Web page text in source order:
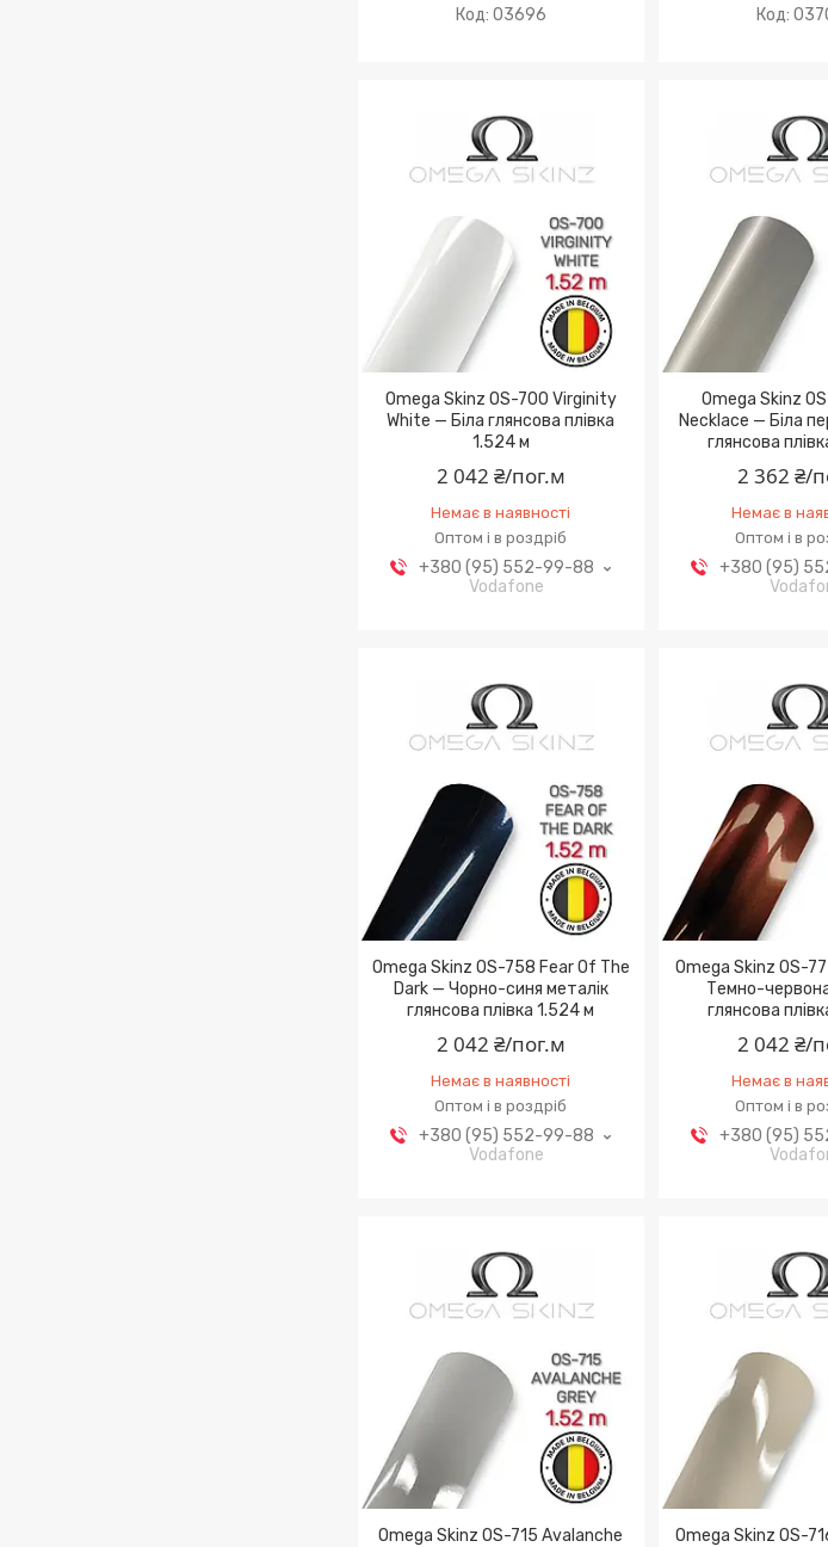
03696
Omega Skinz OS-700 Virginity
White — Біла глянсова плівка
1.524 м
2 042 ₴/пог.м
Немає в наявності
Оптом і в роздріб
+380 (95) 552-99-88
Vodafone
Omega Skinz
Necklace — Біла
глянсова
2 362 ₴/
Немає в
Оптом і в
+380 (95)
Omega Skinz OS-758 Fear Of The
Dark — Чорно-синя металік
глянсова плівка 1.524 м
2 042 ₴/пог.м
Немає в наявності
Оптом і в роздріб
+380 (95) 552-99-88
Vodafone
Omega Skinz OS-
Темно-
глянсова
2 042 ₴/
Немає в
Оптом і в
+380 (95)
Omega Skinz OS-715 Avalanche
Omega Skinz OS-